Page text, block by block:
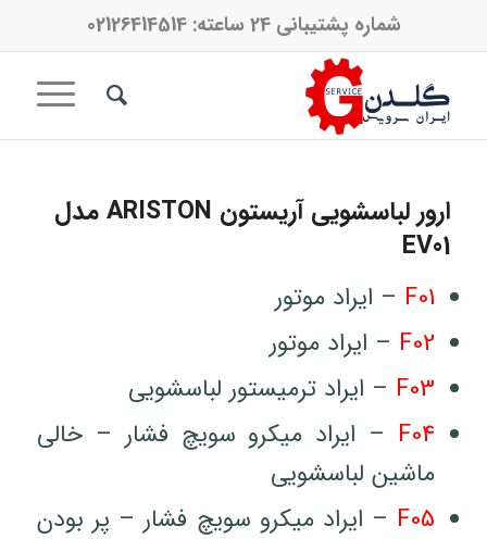
شماره پشتیبانی 24 ساعته: 02126414514
ارور لباسشویی آریستون ARISTON مدل
EV01
F01 – ایراد موتور
F02 – ایراد موتور
F03 – ایراد ترمیستور لباسشویی
F04 – ایراد میکرو سویچ فشار – خالی
ماشین لباسشویی
F05 – ایراد میکرو سویچ فشار – پر بودن